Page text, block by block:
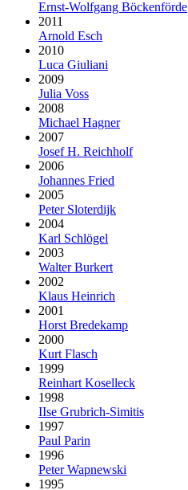
Ernst-Wolfgang Böckenförde
2011
Arnold Esch
2010
Luca Giuliani
2009
Julia Voss
2008
Michael Hagner
2007
Josef H. Reichholf
2006
Johannes Fried
2005
Peter Sloterdijk
2004
Karl Schlögel
2003
Walter Burkert
2002
Klaus Heinrich
2001
Horst Bredekamp
2000
Kurt Flasch
1999
Reinhart Koselleck
1998
IIse Grubrich-Simitis
1997
Paul Parin
1996
Peter Wapnewski
1995